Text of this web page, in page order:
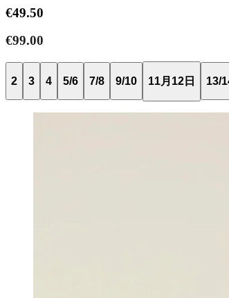
€49.50
€99.00
2 3 4 5/6 7/8 9/10 11月12日 13/